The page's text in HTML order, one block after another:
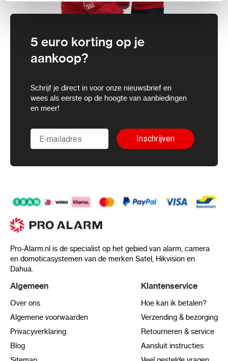
5 euro korting op je
aankoop?
Schrijf je direct in voor onze nieuwsbrief en
wees als eerste op de hoogte van aanbiedingen
en meer!
Inschrijven
Pro-Alarm.nl is de specialist op het gebied van alarm, camera
en domoticasystemen van de merken Satel, Hikvision en
Dahua.
Algemeen
Over ons
Algemene voorwaarden
Privacyverklaring
Blog
Klantenservice
Hoe kan ik betalen?
Verzending & bezorging
Retourneren & service
Aansluit instructies